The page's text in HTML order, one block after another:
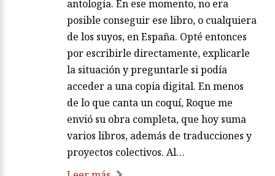
agosto 06, 2026 / ZENDALIBROS.COM
Sobre este libro comenta Martín Praga
en el prólogo: “Hace algunos años,
mientras investigaba la relación entre
las poéticas llamadas “experimentales”
y la poesía política, encontré
fragmentos de lo terciario / the tertiary
de Roque Raquel Salas Rivera en una
antología. En ese momento, no era
posible conseguir ese libro, o cualquiera